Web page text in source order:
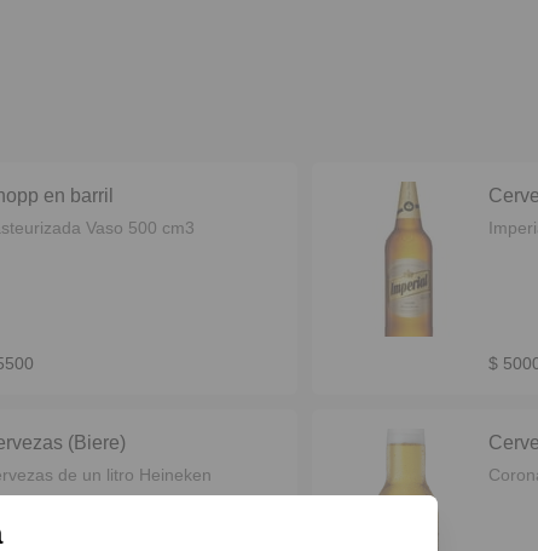
en barril
Vaso 500 cm3
$
(Biere)
de un litro Heineken